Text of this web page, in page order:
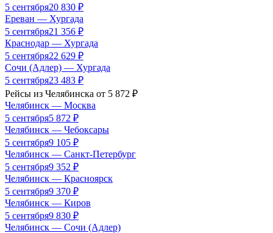
5 сентября20 830 ₽
Ереван — Хургада
5 сентября21 356 ₽
Краснодар — Хургада
5 сентября22 629 ₽
Сочи (Адлер) — Хургада
5 сентября23 483 ₽
Рейсы из Челябинска от 5 872 ₽
Челябинск — Москва
5 сентября5 872 ₽
Челябинск — Чебоксары
5 сентября9 105 ₽
Челябинск — Санкт-Петербург
5 сентября9 352 ₽
Челябинск — Красноярск
5 сентября9 370 ₽
Челябинск — Киров
5 сентября9 830 ₽
Челябинск — Сочи (Адлер)